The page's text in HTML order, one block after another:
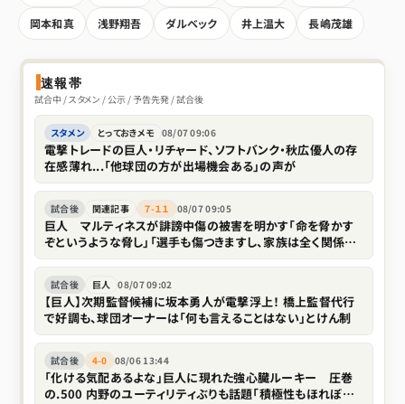
岡本和真 浅野翔吾 ダルベック 井上温大 長嶋茂雄
速報帯
試合中 / スタメン / 公示 / 予告先発 / 試合後
スタメン とっておきメモ 08/07 09:06
電撃トレードの巨人・リチャード、ソフトバンク・秋広優人の存
在感薄れ...「他球団の方が出場機会ある」の声が
試合後 関連記事 ７-１１ 08/07 09:05
巨人 マルティネスが誹謗中傷の被害を明かす「命を脅かす
ぞというような脅し」「選手も傷つきますし、家族は全く関係な
試合後 巨人 08/07 09:02
【巨人】次期監督候補に坂本勇人が電撃浮上！ 橋上監督代行
で好調も、球団オーナーは「何も言えることはない」とけん制
試合後 4-0 08/06 13:44
「化ける気配あるよな」巨人に現れた強心臓ルーキー 圧巻
の.500 内野のユーティリティぶりも話題「積極性もほれぼれ